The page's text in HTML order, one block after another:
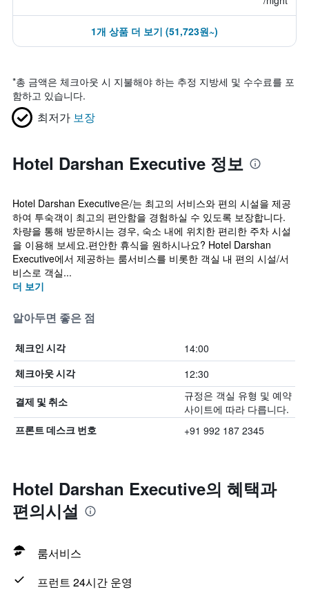
1개 상품 더 보기 (51,723원~)
*총 금액은 체크아웃 시 지불해야 하는 추정 지방세 및 수수료를 포
함하고 있습니다.
최저가 보장
Hotel Darshan Executive 정보
Hotel Darshan Executive은/는 최고의 서비스와 편의 시설을 제공
하여 투숙객이 최고의 편안함을 경험하실 수 있도록 보장합니다.
차량을 통해 방문하시는 경우, 숙소 내에 위치한 편리한 주차 시설
을 이용해 보세요.편안한 휴식을 원하시나요? Hotel Darshan
Executive에서 제공하는 룸서비스를 비롯한 객실 내 편의 시설/서
비스로 객실...
더 보기
알아두면 좋은 점
체크인 시각 14:00
체크아웃 시각 12:30
결제 및 취소
규정은 객실 유형 및 예약
사이트에 따라 다릅니다.
프론트 데스크 번호 +91 992 187 2345
Hotel Darshan Executive의 혜택​과
편의시설
룸서비스
프런트 24시간 운영